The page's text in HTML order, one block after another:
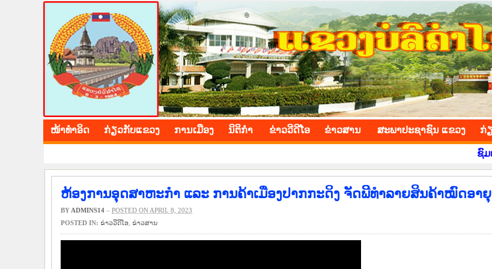
BOLIKHAMXAY PROVINCE
ໜ້າ​ທຳ​ອິດ ​ກ່ຽວ​ກັບ​ແຂວງ ​ການ​ເມືອງ ນິ​ຕິ​ກຳ ຂ່າວ​ວີ​ດີ​ໂອ ​ຂ່າວ​ສານ ສະພາປະຊາຊົນ ແຂວງ ກ່
ຊົມເຊີຍ
ຫ້ອງການອຸດສາຫະກຳ ແລະ ການຄ້າເມືອງປາກກະດິງ ຈັດພິີທຳລາຍສິນຄ້າໝົດອາ
BY ADMINS14 – POSTED ON APRIL 8, 2023
POSTED IN: ຂ່າວ​ວີ​ດີ​ໂອ ​ຂ່າວ​ສານ